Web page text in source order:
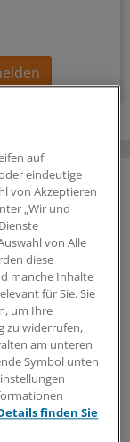
Schutz für
fordern über
und
auf
eindeutige
von Akzeptieren
„Wir und
von Alle
diese
manche Inhalte
für Sie. Sie
um Ihre
zu widerrufen,
am unteren
Symbol unten
finden Sie